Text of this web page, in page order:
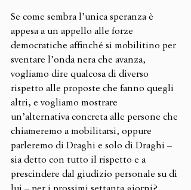
Se come sembra l’unica speranza è
appesa a un appello alle forze
democratiche affinché si mobilitino per
sventare l’onda nera che avanza,
vogliamo dire qualcosa di diverso
rispetto alle proposte che fanno quegli
altri, e vogliamo mostrare
un’alternativa concreta alle persone che
chiameremo a mobilitarsi, oppure
parleremo di Draghi e solo di Draghi –
sia detto con tutto il rispetto e a
prescindere dal giudizio personale su di